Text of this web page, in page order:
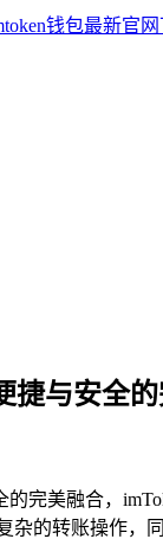
捷与安全
的完美融合，
杂的转账操作，